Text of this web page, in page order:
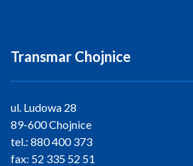
Transmar Chojnice
ul. Ludowa 28
89-600 Chojnice
tel.: 880 400 373
fax: 52 335 52 51